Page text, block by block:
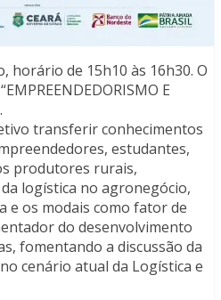
horário de 15h10 às 16h30. O
E
transferir conhecimentos
estudantes,
produtores rurais,
logística no agronegócio,
e os modais como fator de
do desenvolvimento
fomentando a discussão da
cenário atual da Logística e